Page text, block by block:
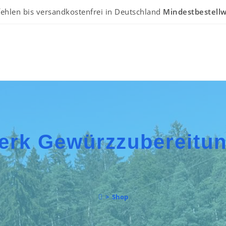
bis versandkostenfrei in Deutschland
> Shop